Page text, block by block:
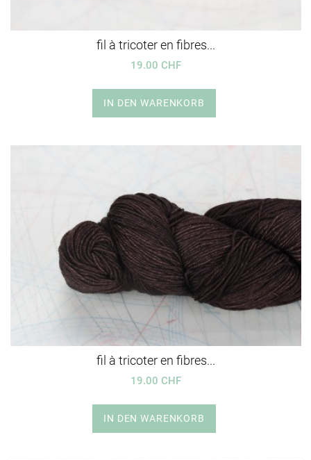
fil à tricoter en fibres...
19.00 CHF
IN DEN WARENKORB
fil à tricoter en fibres...
19.00 CHF
IN DEN WARENKORB